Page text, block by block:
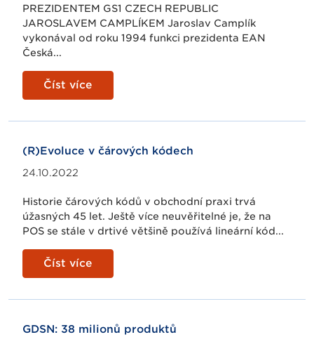
PREZIDENTEM GS1 CZECH REPUBLIC
JAROSLAVEM CAMPLÍKEM Jaroslav Camplík
vykonával od roku 1994 funkci prezidenta EAN
Česká...
Číst více
(R)Evoluce v čárových kódech
24.10.2022
Historie čárových kódů v obchodní praxi trvá
úžasných 45 let. Ještě více neuvěřitelné je, že na
POS se stále v drtivé většině používá lineární kód...
Číst více
GDSN: 38 milionů produktů